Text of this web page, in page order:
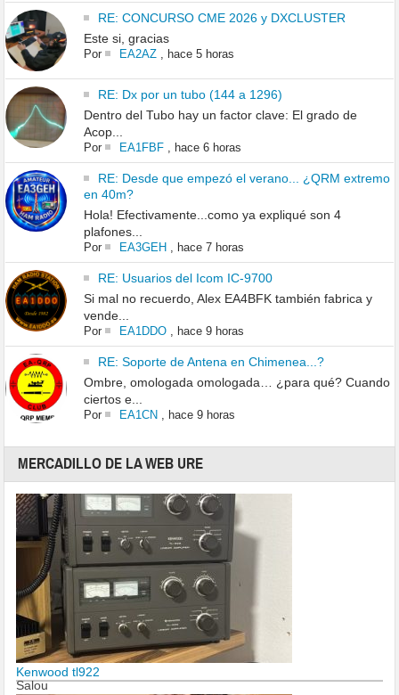
RE: CONCURSO CME 2026 y DXCLUSTER
Este si, gracias
Por EA2AZ, hace 5 horas
RE: Dx por un tubo (144 a 1296)
Dentro del Tubo hay un factor clave: El grado de
Acop...
Por EA1FBF, hace 6 horas
RE: Desde que empezó el verano... ¿QRM extremo
en 40m?
Hola! Efectivamente...como ya expliqué son 4
plafones...
Por EA3GEH , hace 7 horas
RE: Usuarios del Icom IC-9700
Si mal no recuerdo, Alex EA4BFK también fabrica y
vende...
Por EA1DDO, hace 9 horas
RE: Soporte de Antena en Chimenea...?
Ombre, omologada omologada… ¿para qué? Cuando
ciertos e...
Por EA1CN , hace 9 horas
MERCADILLO DE LA WEB URE
Kenwood tl922
Salou